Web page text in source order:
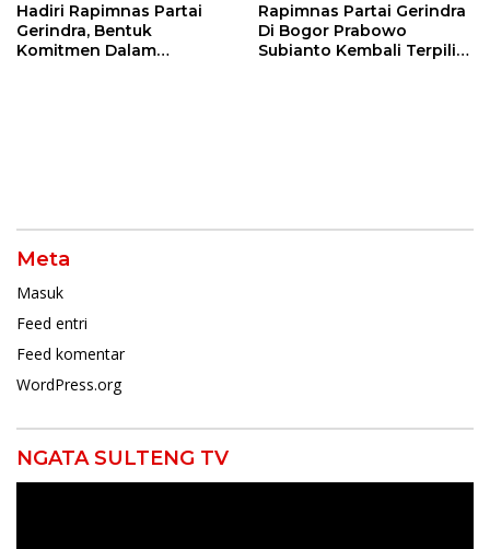
Hadiri Rapimnas Partai
Gerindra, Bentuk
Komitmen Dalam
Rapimnas Partai Gerindra
Di Bogor Prabowo
Subianto Kembali Terpilih
Meta
Masuk
Feed entri
Feed komentar
WordPress.org
NGATA SULTENG TV